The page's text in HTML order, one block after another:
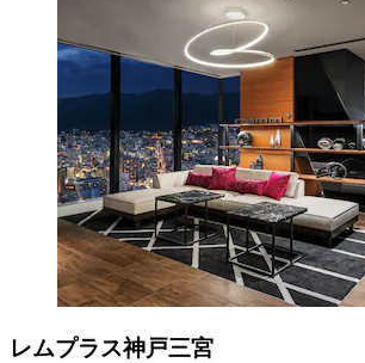
レムプラス神戸三宮